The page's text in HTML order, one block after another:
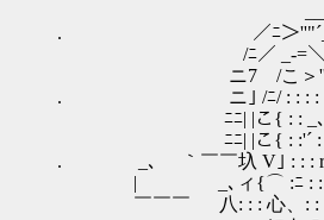
___--ニニ
. ／ﾆ＞''"´__,.､､
/ﾆ／ _-=＼＼＼
ニ7 /こ＞''" : : : : : :
. ニ｣ /ﾆ/ : : : : : : :
ﾆﾆ| |こ{ : : _､ -=ﾐ :
ﾆﾆ| |こ{ : :'´ : : : :
. _､ ｀￣￣圦 V｣ : : : rf５
| _､ィ{⌒ :ﾆ : : : : : : :( : :
￣￣￣ 八: : : 心、: : : : :